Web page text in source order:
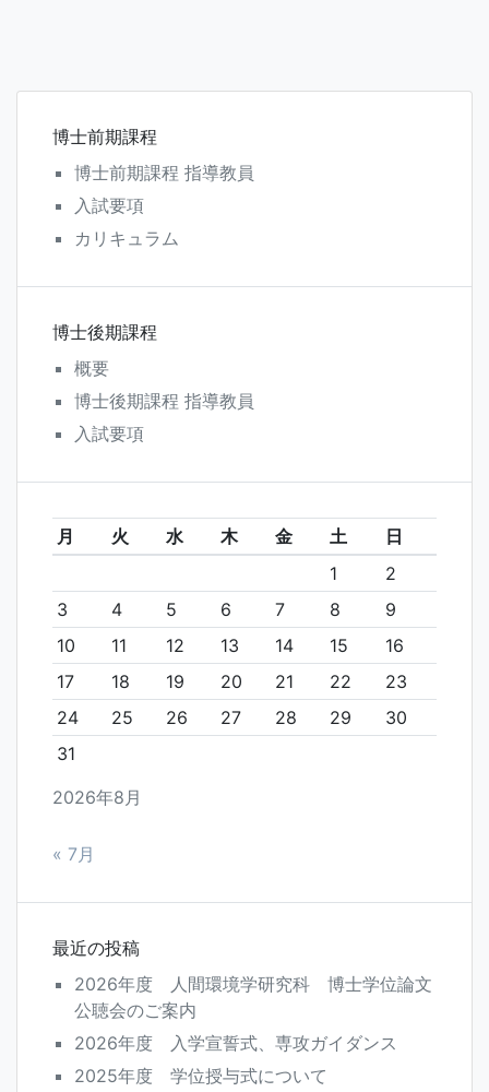
ナ
ョ
博士前期課程
博士前期課程 指導教員
入試要項
カリキュラム
博士後期課程
概要
博士後期課程 指導教員
入試要項
2026年8月
月 火 水 木 金 土
日
1
2
3
4 5 6 7 8
9
10
11 12 13 14 15
16
17
18 19 20 21 22
23
24
25 26 27 28 29
30
31
« 7月
最近の投稿
2026年度 人間環境学研究科 博士学位論文
公聴会のご案内
2026年度 入学宣誓式、専攻ガイダンス
2025年度 学位授与式について